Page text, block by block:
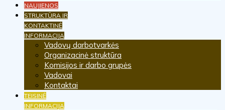
NAUJIENOS
STRUKTŪRA IR
KONTAKTINĖ
INFORMACIJA
Vadovų darbotvarkės
Organizacinė struktūra
Komisijos ir darbo grupės
Vadovai
Kontaktai
TEISINĖ
INFORMACIJA